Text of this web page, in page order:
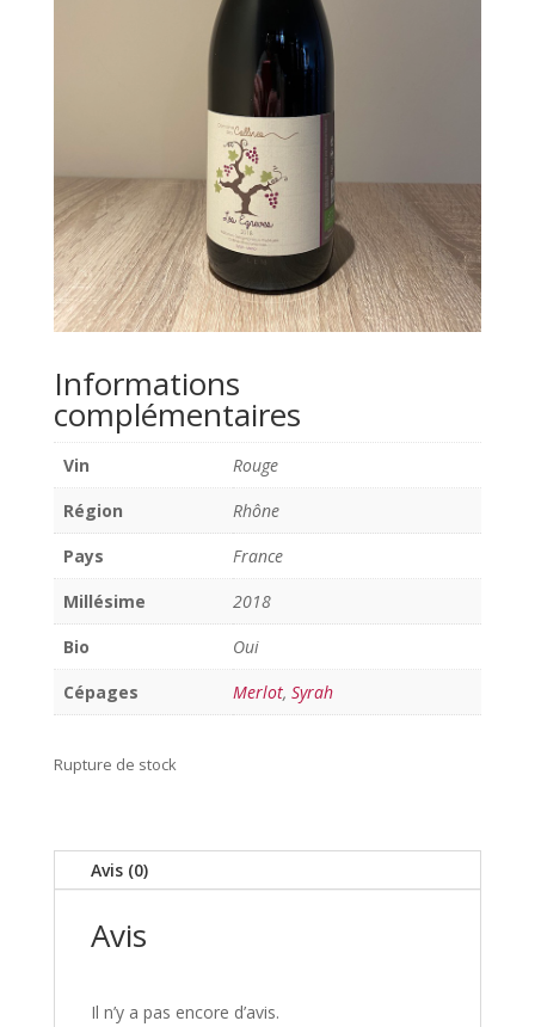
Informations
complémentaires
Vin
Rouge
Région
Rhône
Pays
France
Millésime
2018
Bio
Oui
Cépages
Merlot, Syrah
Rupture de stock
Avis (0)
Avis
Il n’y a pas encore d’avis.